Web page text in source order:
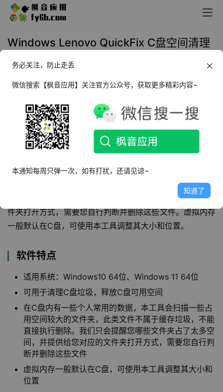
Windows Lenovo QuickFix C盘空间清理
2024年4月2日 20:22 清理优化
软件介绍
Lenovo QuickFix 是由联想官方推出的一款
，可用于清理C盘垃圾，释放C盘可用空间，在C盘内有
一些个人常用的数据，本工具会扫描一些占用空间较大的文
件夹，此类文件不属于缓存垃圾，不能直接执行删除。我们
只会提醒您哪些文件夹占了太多空间，并提供给您对应的文
件夹打开方式，需要您自行判断并删除这些文件。虚拟内存
一般默认在C盘，可使用本工具调整其大小和位置。
软件特点
适用系统：Windows10 64位、Windows 11 64位
可用于清理C盘垃圾，释放C盘可用空间
在C盘内有一些个人常用的数据，本工具会扫描一些占
用空间较大的文件夹，此类文件不属于缓存垃圾，不能
直接执行删除。我们只会提醒您哪些文件夹占了太多空
间，并提供给您对应的文件夹打开方式，需要您自行判
断并删除这些文件
虚拟内存一般默认在C盘，可使用本工具调整其大小和
位置
务必关注，防止走丢
微信搜索【枫音应用】关注官方公众号，获取更多精彩内容~
本通知每周只弹一次，如有打扰，还请见谅~
知道了